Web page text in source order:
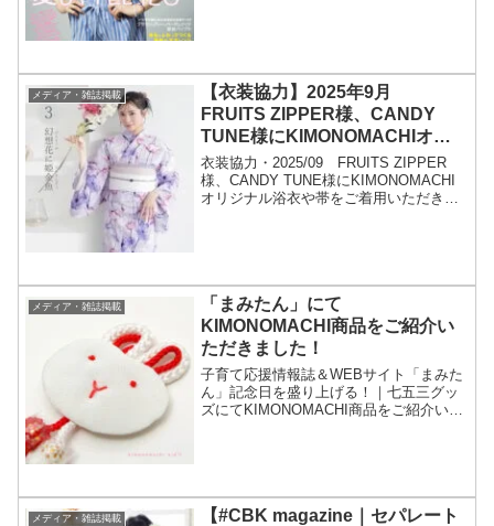
メディア・雑誌掲載
【衣装協力】2025年9月
FRUITS ZIPPER様、CANDY
TUNE様にKIMONOMACHIオリ
ジナル浴衣や帯をご着用いただき
ました！
衣装協力・2025/09 FRUITS ZIPPER
様、CANDY TUNE様にKIMONOMACHI
オリジナル浴衣や帯をご着用いただきま
メディア・雑誌掲載
「まみたん」にて
KIMONOMACHI商品をご紹介い
ただきました！
子育て応援情報誌＆WEBサイト「まみた
ん」記念日を盛り上げる！｜七五三グッ
ズにてKIMONOMACHI商品をご紹介いた
メディア・雑誌掲載
【#CBK magazine｜セパレート